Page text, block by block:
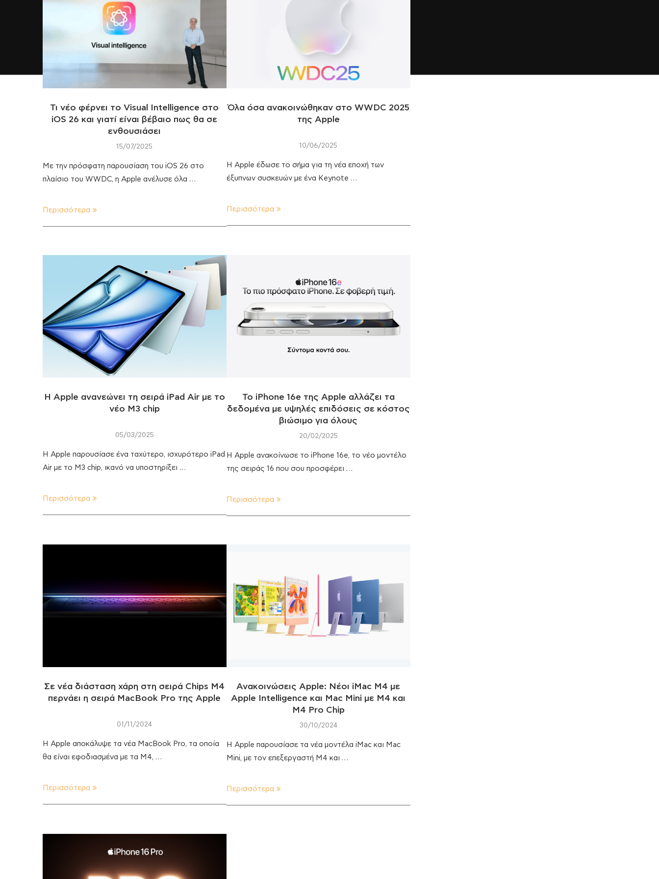
Τι νέο φέρνει το Visual Intelligence στο
iOS 26 και γιατί είναι βέβαιο πως θα σε
ενθουσιάσει
15/07/2025
Με την πρόσφατη παρουσίαση του iOS 26 στο
πλαίσιο του WWDC, η Apple ανέλυσε όλα …
Περισσότερα
Όλα όσα ανακοινώθηκαν στο WWDC 2025
της Apple
10/06/2025
Η Apple έδωσε το σήμα για τη νέα εποχή των
έξυπνων συσκευών με ένα Keynote …
Περισσότερα
Η Apple ανανεώνει τη σειρά iPad Air με το
νέο M3 chip
05/03/2025
Η Apple παρουσίασε ένα ταχύτερο, ισχυρότερο iPad
Air με το M3 chip, ικανό να υποστηρίξει …
Περισσότερα
To iPhone 16e της Apple αλλάζει τα
δεδομένα με υψηλές επιδόσεις σε κόστος
βιώσιμο για όλους
20/02/2025
Η Apple ανακοίνωσε το iPhone 16e, το νέο μοντέλο
της σειράς 16 που σου προσφέρει …
Περισσότερα
Σε νέα διάσταση χάρη στη σειρά Chips M4
περνάει η σειρά MacBook Pro της Apple
01/11/2024
Η Apple αποκάλυψε τα νέα MacBook Pro, τα οποία
θα είναι εφοδιασμένα με τα M4, …
Περισσότερα
Ανακοινώσεις Apple: Νέοι iMac M4 με
Apple Intelligence και Mac Mini με Μ4 και
Μ4 Pro Chip
30/10/2024
Η Apple παρουσίασε τα νέα μοντέλα iMac και Mac
Mini, με τον επεξεργαστή M4 και …
Περισσότερα